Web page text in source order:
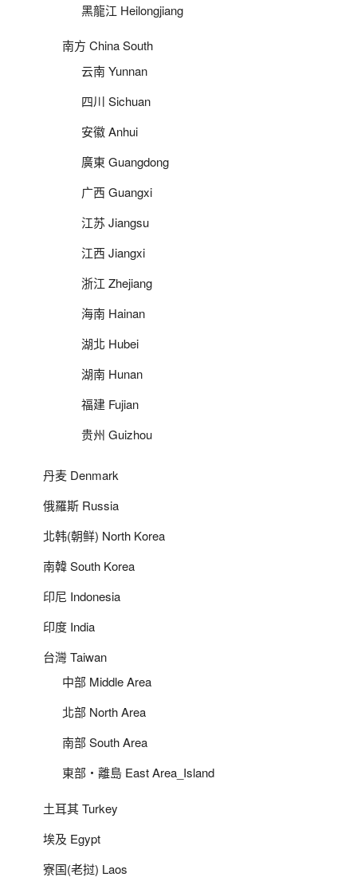
黑龍江 Heilongjiang
南方 China South
云南 Yunnan
四川 Sichuan
安徽 Anhui
廣東 Guangdong
广西 Guangxi
江苏 Jiangsu
江西 Jiangxi
浙江 Zhejiang
海南 Hainan
湖北 Hubei
湖南 Hunan
福建 Fujian
贵州 Guizhou
丹麦 Denmark
俄羅斯 Russia
北韩(朝鲜) North Korea
南韓 South Korea
印尼 Indonesia
印度 India
台灣 Taiwan
中部 Middle Area
北部 North Area
南部 South Area
東部‧離島 East Area_Island
土耳其 Turkey
埃及 Egypt
寮国(老挝) Laos